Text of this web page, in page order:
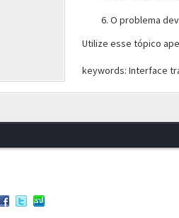
O problema
Utilize esse tópico
keywords: Interface